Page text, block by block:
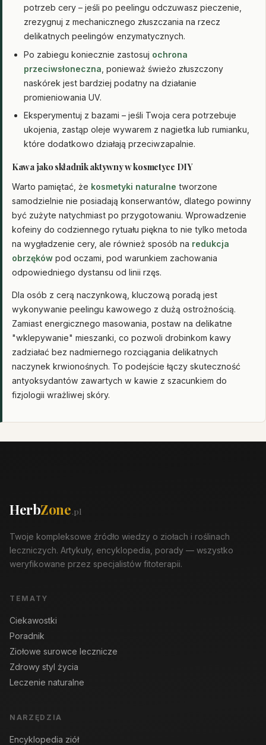
potrzeb cery – jeśli po peelingu odczuwasz pieczenie,
zrezygnuj z mechanicznego złuszczania na rzecz
delikatnych peelingów enzymatycznych.
Po zabiegu koniecznie zastosuj ochrona
przeciwsłoneczna , ponieważ świeżo złuszczony
naskórek jest bardziej podatny na działanie
promieniowania UV.
Eksperymentuj z bazami – jeśli Twoja cera potrzebuje
ukojenia, zastąp oleje wywarem z nagietka lub rumianku,
które dodatkowo działają przeciwzapalnie.
Kawa jako składnik aktywny w kosmetyce DIY
Warto pamiętać, że kosmetyki naturalne tworzone
samodzielnie nie posiadają konserwantów, dlatego powinny
być zużyte natychmiast po przygotowaniu. Wprowadzenie
kofeiny do codziennego rytuału piękna to nie tylko metoda
na wygładzenie cery, ale również sposób na redukcja
obrzęków pod oczami, pod warunkiem zachowania
odpowiedniego dystansu od linii rzęs.
Dla osób z cerą naczynkową, kluczową poradą jest
wykonywanie peelingu kawowego z dużą ostrożnością.
Zamiast energicznego masowania, postaw na delikatne
"wklepywanie" mieszanki, co pozwoli drobinkom kawy
zadziałać bez nadmiernego rozciągania delikatnych
naczynek krwionośnych. To podejście łączy skuteczność
antyoksydantów zawartych w kawie z szacunkiem do
fizjologii wrażliwej skóry.
HerbZone.pl
Twoje kompleksowe źródło wiedzy o ziołach i roślinach
leczniczych. Artykuły, encyklopedia, porady — wszystko
weryfikowane przez specjalistów fitoterapii.
TEMATY
Ciekawostki
Poradnik
Ziołowe surowce lecznicze
Zdrowy styl życia
Leczenie naturalne
NARZĘDZIA
Encyklopedia ziół